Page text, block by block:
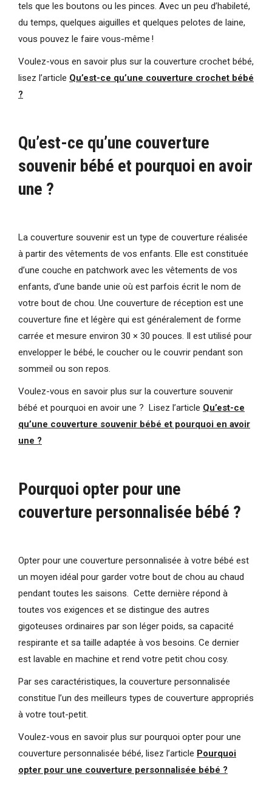
tels que les boutons ou les pinces. Avec un peu d’habileté,
du temps, quelques aiguilles et quelques pelotes de laine,
vous pouvez le faire vous-même !
Voulez-vous en savoir plus sur la couverture crochet bébé,
lisez l’article Qu’est-ce qu’une couverture crochet bébé
?
Qu’est-ce qu’une couverture
souvenir bébé et pourquoi en avoir
une ?
La couverture souvenir est un type de couverture réalisée
à partir des vêtements de vos enfants. Elle est constituée
d’une couche en patchwork avec les vêtements de vos
enfants, d’une bande unie où est parfois écrit le nom de
votre bout de chou. Une couverture de réception est une
couverture fine et légère qui est généralement de forme
carrée et mesure environ 30 × 30 pouces. Il est utilisé pour
envelopper le bébé, le coucher ou le couvrir pendant son
sommeil ou son repos.
Voulez-vous en savoir plus sur la couverture souvenir
bébé et pourquoi en avoir une ? Lisez l’article Qu’est-ce
qu’une couverture souvenir bébé et pourquoi en avoir
une ?
Pourquoi opter pour une
couverture personnalisée bébé ?
Opter pour une couverture personnalisée à votre bébé est
un moyen idéal pour garder votre bout de chou au chaud
pendant toutes les saisons. Cette dernière répond à
toutes vos exigences et se distingue des autres
gigoteuses ordinaires par son léger poids, sa capacité
respirante et sa taille adaptée à vos besoins. Ce dernier
est lavable en machine et rend votre petit chou cosy.
Par ses caractéristiques, la couverture personnalisée
constitue l’un des meilleurs types de couverture appropriés
à votre tout-petit.
Voulez-vous en savoir plus sur pourquoi opter pour une
couverture personnalisée bébé, lisez l’article Pourquoi
opter pour une couverture personnalisée bébé ?